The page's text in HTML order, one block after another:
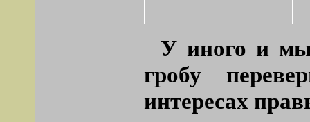
У иного и
гробу
интересах